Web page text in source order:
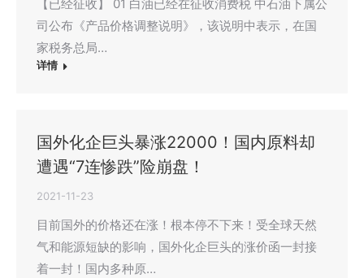
【已经征收】 01 白油已经在征收消费税 中石油下属公
司公布《产品价格调整说明》，该说明中表示，在国
家税务总局…
详情
国外化企巨头暴涨22000！国内原料却
遭遇“7连惨跌”险崩盘！
2021-11-23
目前国外的价格还在涨！根本停不下来！受全球天然
气和能源短缺的影响，国外化企巨头的涨价函一封接
着一封！国内多种原…